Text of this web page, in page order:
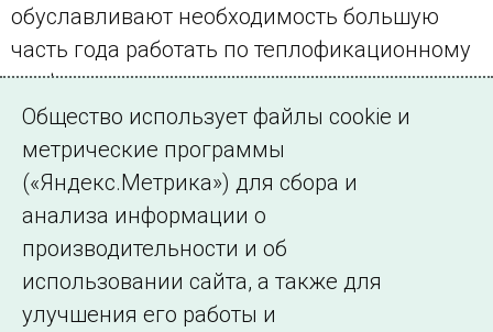
обуславливают необходимость большую
часть года работать по теплофикационному
графику.
К еще одной особенности, осложняющей
управление режимом ОЭС, относится
топология электрической сети, которая
характеризуются протяженными
транзитами 220-330 кВ.
Общество использует файлы cookie и
метрические программы
(«Яндекс.Метрика») для сбора и
анализа информации о
производительности и об
использовании сайта, а также для
улучшения его работы и